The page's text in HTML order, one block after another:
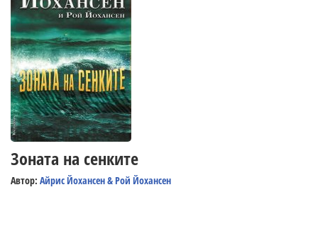
Зоната на сенките
Автор: Айрис Йохансен & Рой Йохансен